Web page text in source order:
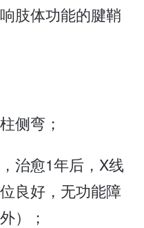
肢体功能的腱鞘
侧弯；
治愈1年后，X线
良好，无功能障
）；